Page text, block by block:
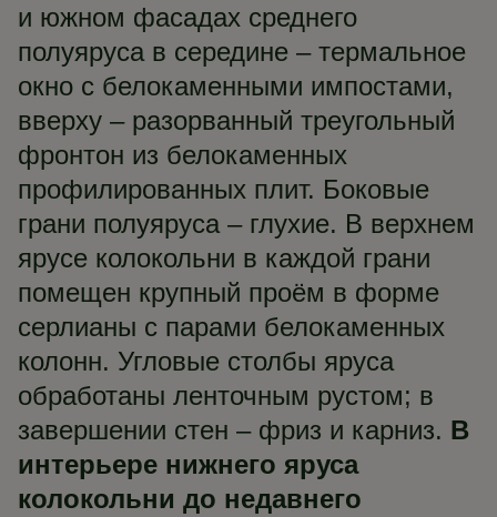
и южном фасадах среднего
полуяруса в середине – термальное
окно с белокаменными импостами,
вверху – разорванный треугольный
фронтон из белокаменных
профилированных плит. Боковые
грани полуяруса – глухие. В верхнем
ярусе колокольни в каждой грани
помещен крупный проём в форме
серлианы с парами белокаменных
колонн. Угловые столбы яруса
обработаны ленточным рустом; в
завершении стен – фриз и карниз. В
интерьере нижнего яруса
колокольни до недавнего